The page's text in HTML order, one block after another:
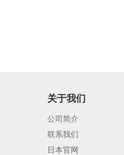
关于我们
公司简介
联系我们
日本官网